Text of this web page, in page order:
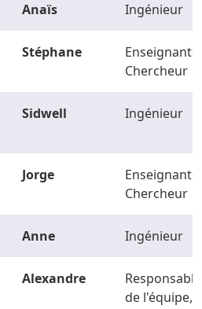
Anaïs Ingénieur
Stéphane
Enseignant-
Chercheur
Sidwell Ingénieur
Jorge
Enseignant-
Chercheur
Anne Ingénieur
Alexandre
Responsable
de l'équipe,